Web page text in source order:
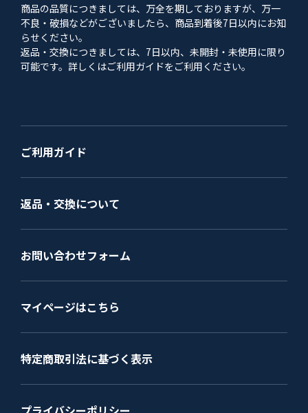
商品の品質につきましては、万全を期しておりますが、万一
不良・破損などがございましたら、商品到着後7日以内にお知
らせください。
返品・交換につきましては、7日以内、未開封・未使用に限り
可能です。詳しくはご利用ガイドをご利用ください。
ご利用ガイド
返品・交換について
お問い合わせフォーム
マイページはこちら
特定商取引法に基づく表示